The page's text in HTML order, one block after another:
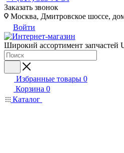
Заказать звонок
Москва, Дмитровское шоссе,
Войти
Широкий ассортимент запчастей
Избранные товары 0
Корзина 0
Каталог